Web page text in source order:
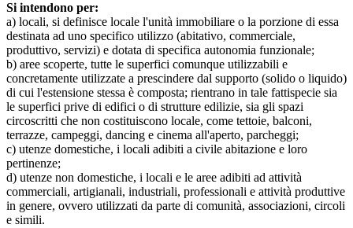
Si intendono per:
a) locali, si definisce locale l'unità immobiliare o la porzione di essa
destinata ad uno specifico utilizzo (abitativo, commerciale,
produttivo, servizi) e dotata di specifica autonomia funzionale;
b) aree scoperte, tutte le superfici comunque utilizzabili e
concretamente utilizzate a prescindere dal supporto (solido o liquido)
di cui l'estensione stessa è composta; rientrano in tale fattispecie sia
le superfici prive di edifici o di strutture edilizie, sia gli spazi
circoscritti che non costituiscono locale, come tettoie, balconi,
terrazze, campeggi, dancing e cinema all'aperto, parcheggi;
c) utenze domestiche, i locali adibiti a civile abitazione e loro
pertinenze;
d) utenze non domestiche, i locali e le aree adibiti ad attività
commerciali, artigianali, industriali, professionali e attività produttive
in genere, ovvero utilizzati da parte di comunità, associazioni, circoli
e simili.